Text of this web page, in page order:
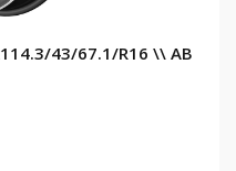
43/67.1/R16 \\ AB